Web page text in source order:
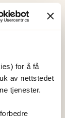
for å få
av nettstedet
tjenester.
fra 2012 til
til 2021
2025 har